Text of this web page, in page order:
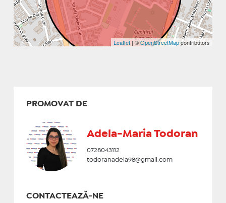
Leaflet | ©OpenStreetMapcontributors
PROMOVAT DE
Adela-Maria Todoran
0728043112
todoranadela98@gmail.com
CONTACTEAZĂ-NE